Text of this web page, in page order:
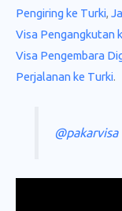
Pengiring ke Turki,
Visa Pengangkutan
Visa Pengembara
Perjalanan ke Turki.
@pakarvisa